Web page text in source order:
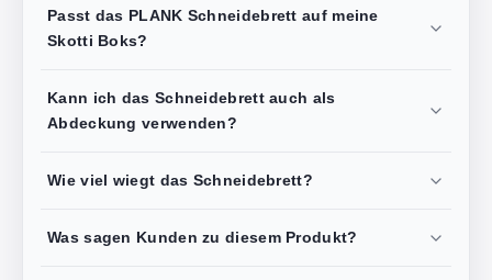
Passt das PLANK Schneidebrett auf meine
Skotti Boks?
Kann ich das Schneidebrett auch als
Abdeckung verwenden?
Wie viel wiegt das Schneidebrett?
Was sagen Kunden zu diesem Produkt?